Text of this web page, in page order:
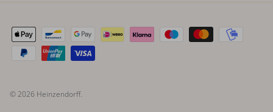
© 2026 Heinzendorff.